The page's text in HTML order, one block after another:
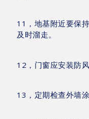
11，地基附近要保
及时溜走。
12，门窗应安装防风
13，定期检查外墙